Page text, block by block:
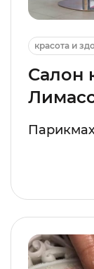
красота и
Салон